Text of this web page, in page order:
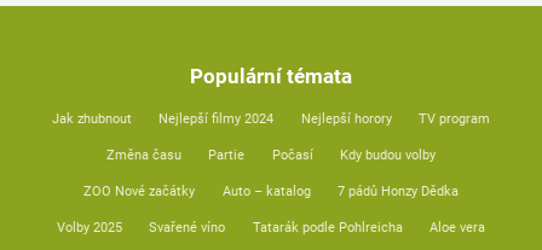
Populární témata
Jak zhubnout Nejlepší filmy 2024 Nejlepší horory TV program
Změna času Partie Počasí Kdy budou volby
ZOO Nové začátky Auto – katalog 7 pádů Honzy Dědka
Volby 2025 Svařené víno Tatarák podle Pohlreicha Aloe vera